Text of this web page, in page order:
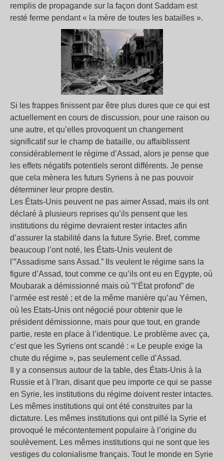
remplis de propagande sur la façon dont Saddam est
resté ferme pendant « la mère de toutes les batailles ».
Si les frappes finissent par être plus dures que ce qui est
actuellement en cours de discussion, pour une raison ou
une autre, et qu’elles provoquent un changement
significatif sur le champ de bataille, ou affaiblissent
considérablement le régime d’Assad, alors je pense que
les effets négatifs potentiels seront différents. Je pense
que cela mènera les futurs Syriens à ne pas pouvoir
déterminer leur propre destin.
Les États-Unis peuvent ne pas aimer Assad, mais ils ont
déclaré à plusieurs reprises qu’ils pensent que les
institutions du régime devraient rester intactes afin
d’assurer la stabilité dans la future Syrie. Bref, comme
beaucoup l’ont noté, les États-Unis veulent de
l’‟Assadisme sans Assad.” Ils veulent le régime sans la
figure d’Assad, tout comme ce qu’ils ont eu en Egypte, où
Moubarak a démissionné mais où ‟l’État profond” de
l’armée est resté ; et de la même manière qu’au Yémen,
où les Etats-Unis ont négocié pour obtenir que le
président démissionne, mais pour que tout, en grande
partie, reste en place à l’identique. Le problème avec ça,
c’est que les Syriens ont scandé : « Le peuple exige la
chute du régime », pas seulement celle d’Assad.
Il y a consensus autour de la table, des États-Unis à la
Russie et à l’Iran, disant que peu importe ce qui se passe
en Syrie, les institutions du régime doivent rester intactes.
Les mêmes institutions qui ont été construites par la
dictature. Les mêmes institutions qui ont pillé la Syrie et
provoqué le mécontentement populaire à l’origine du
soulèvement. Les mêmes institutions qui ne sont que les
vestiges du colonialisme français. Tout le monde en Syrie